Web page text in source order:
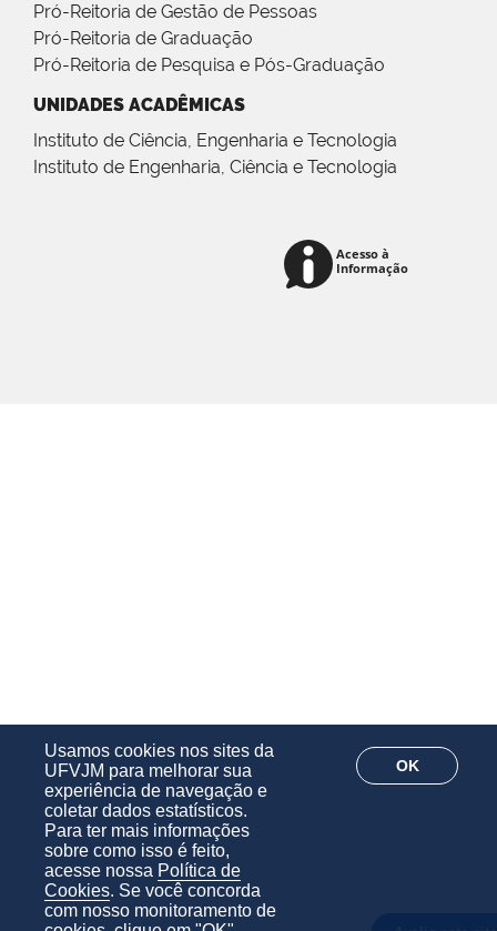
Usamos cookies nos sites da
UFVJM para melhorar sua
experiência de navegação e
coletar dados estatísticos.
Para ter mais informações
sobre como isso é feito,
acesse nossa Política de
Cookies. Se você concorda
com nosso monitoramento de
OK
Pró-Reitoria de Gestão de Pessoas
Pró-Reitoria de Graduação
Pró-Reitoria de Pesquisa e Pós-Graduação
UNIDADES ACADÊMICAS
Instituto de Ciência, Engenharia e Tecnologia
Instituto de Engenharia, Ciência e Tecnologia